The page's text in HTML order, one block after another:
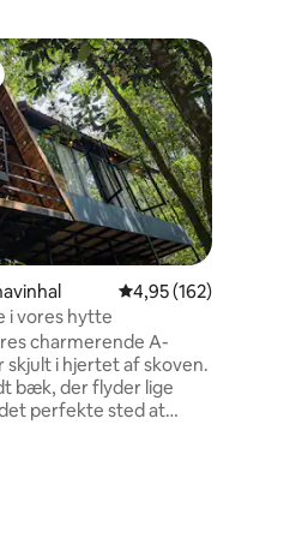
4,95 ud af 5 i
4,95 (162)
i vores hytte
charmerende A-
skjult i hjertet af skoven.
bæk, der flyder lige
perfekte sted at